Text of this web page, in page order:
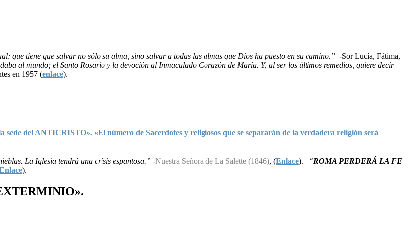
que tiene que salvar no sólo su alma, sino salvar a todas las almas que Dios ha puesto en su camino.” -Sor Lucía, Fátima,
al mundo; el Santo Rosario y la devoción al Inmaculado Corazón de María. Y, al ser los últimos remedios, quiere decir
en 1957 (enlace).
del ANTICRISTO». «El número de Sacerdotes y religiosos que se separarán de la verdadera religión será
La Iglesia tendrá una crisis espantosa.” -Nuestra Señora de La Salette (1846), (Enlace). “ROMA PERDERÁ LA FE
Enlace).
».